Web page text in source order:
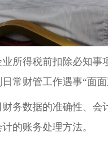
所得税前扣除必知
常财管工作遇事“面面
务数据的准确性、
的账务处理方法。